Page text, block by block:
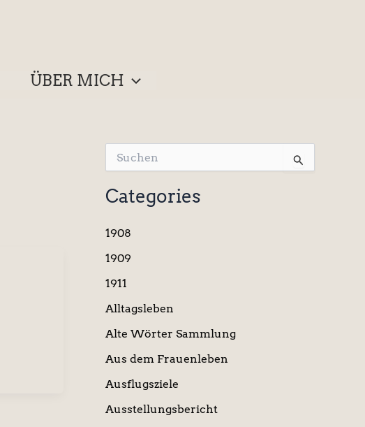
ÜBER MICH
u
c
h
n
a
h
Categories
1908
1909
1911
Alltagsleben
Alte Wörter Sammlung
Aus dem Frauenleben
Ausflugsziele
Ausstellungsbericht